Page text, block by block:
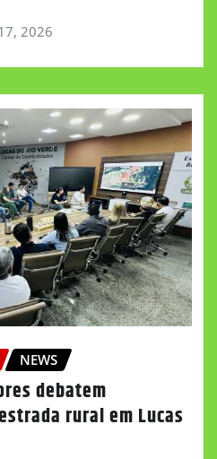
2026
NEWS
debatem
rural em Lucas